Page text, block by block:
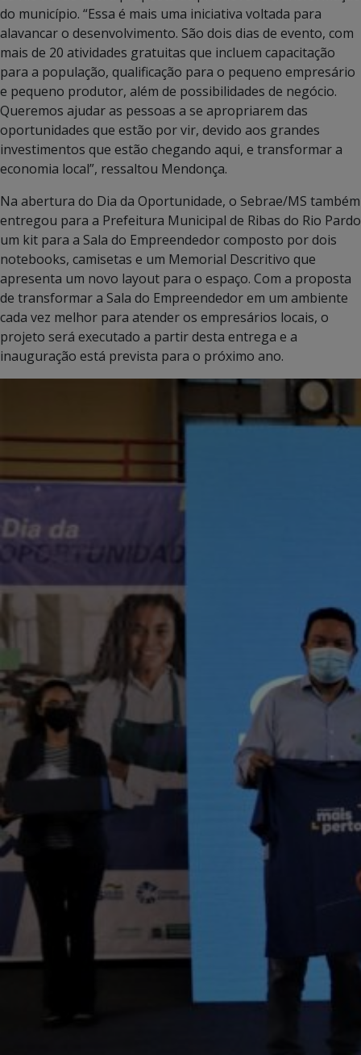
do município. “Essa é mais uma iniciativa voltada para
alavancar o desenvolvimento. São dois dias de evento, com
mais de 20 atividades gratuitas que incluem capacitação
para a população, qualificação para o pequeno empresário
e pequeno produtor, além de possibilidades de negócio.
Queremos ajudar as pessoas a se apropriarem das
oportunidades que estão por vir, devido aos grandes
investimentos que estão chegando aqui, e transformar a
economia local”, ressaltou Mendonça.
Na abertura do Dia da Oportunidade, o Sebrae/MS também
entregou para a Prefeitura Municipal de Ribas do Rio Pardo
um kit para a Sala do Empreendedor composto por dois
notebooks, camisetas e um Memorial Descritivo que
apresenta um novo layout para o espaço. Com a proposta
de transformar a Sala do Empreendedor em um ambiente
cada vez melhor para atender os empresários locais, o
projeto será executado a partir desta entrega e a
inauguração está prevista para o próximo ano.